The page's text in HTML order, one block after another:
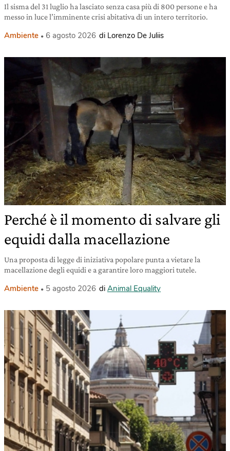
Il sisma del 31 luglio ha lasciato senza casa più di 800 persone e ha
messo in luce l’imminente crisi abitativa di un intero territorio.
Ambiente 6 agosto 2026 di Lorenzo De Juliis
Perché è il momento di salvare gli
equidi dalla macellazione
Una proposta di legge di iniziativa popolare punta a vietare la
macellazione degli equidi e a garantire loro maggiori tutele.
Ambiente 5 agosto 2026 di Animal Equality